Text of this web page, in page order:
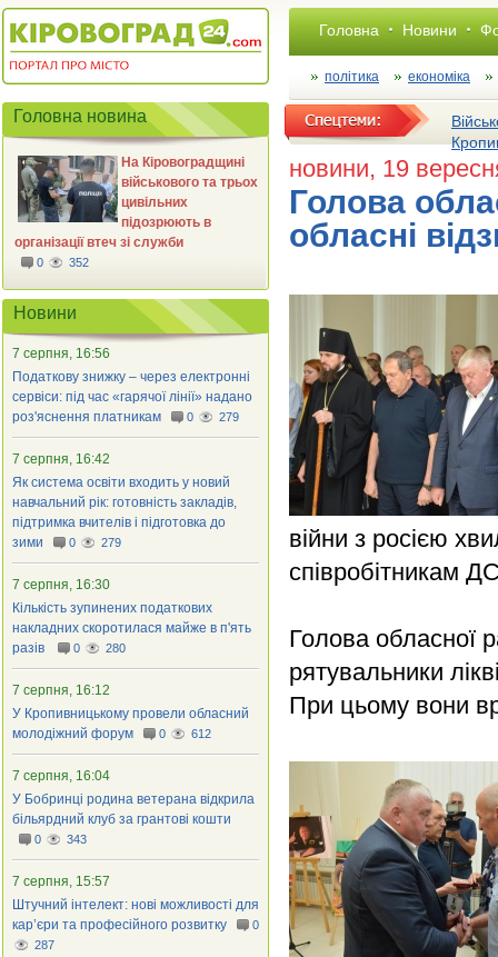
Головна Новини
політика економіка
новини, 19
Голова
обласні
війни з росією
співробітникам
Голова обласної
рятувальники
При цьому вони
Головна новина
На Кіровоградщині
військового та трьох
цивільних
підозрюють в
організації втеч зі служби
0 352
Новини
7 серпня, 16:56
Податкову знижку – через електронні
сервіси: під час «гарячої лінії» надано
роз'яснення платникам
0 279
7 серпня, 16:42
Як система освіти входить у новий
навчальний рік: готовність закладів,
підтримка вчителів і підготовка до
зими
0 279
7 серпня, 16:30
Кількість зупинених податкових
накладних скоротилася майже в п'ять
разів
0 280
7 серпня, 16:12
У Кропивницькому провели обласний
молодіжний форум
0 612
7 серпня, 16:04
У Бобринці родина ветерана відкрила
більярдний клуб за грантові кошти
0 343
7 серпня, 15:57
Штучний інтелект: нові можливості для
кар’єри та професійного розвитку
0
287